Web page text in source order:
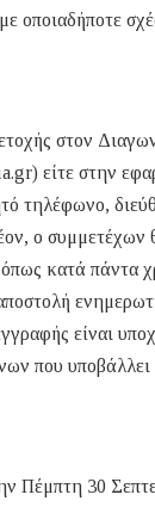
οποιαδήποτε
στον
είτε στην
τηλέφωνο,
ο συμμετέχων
κατά πάντα
είναι
που υποβάλλει
Πέμπτη 30